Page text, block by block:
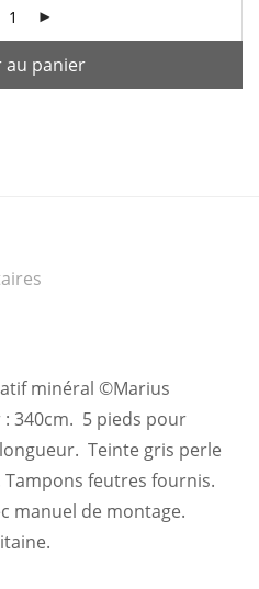
au panier
minéral ©Marius
340cm. 5 pieds pour
Teinte gris perle
feutres fournis.
manuel de montage.